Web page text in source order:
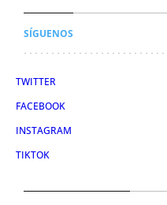
SÍGUENOS
TWITTER
FACEBOOK
INSTAGRAM
TIKTOK